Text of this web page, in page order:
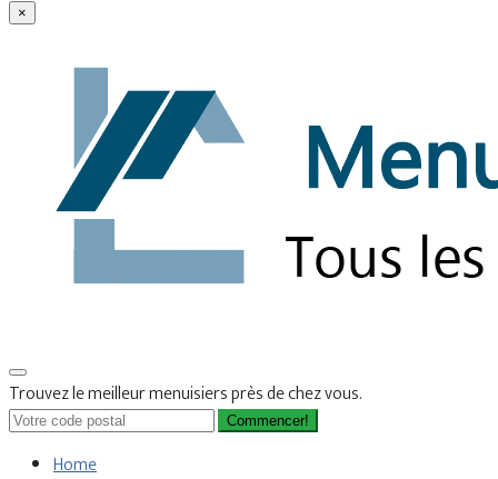
×
Trouvez le meilleur menuisiers près de chez vous.
Commencer!
Home